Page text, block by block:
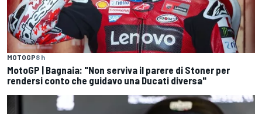
MOTOGP8 h
MotoGP | Bagnaia: "Non serviva il parere di Stoner per
rendersi conto che guidavo una Ducati diversa"